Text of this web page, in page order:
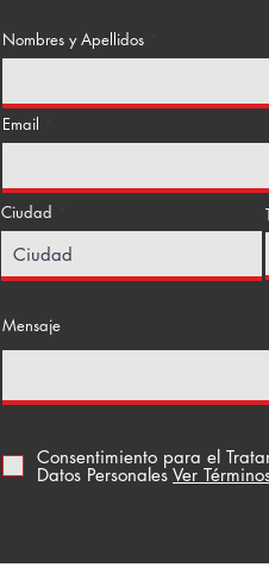
Nombres y Apellidos
Email
Ciudad
Mensaje
Consentimiento para el
Datos Personales Ver